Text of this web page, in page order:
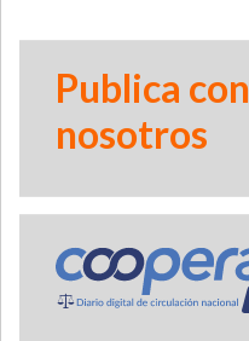
Publica con
nosotros